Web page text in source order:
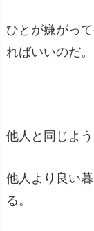
ひとが嫌がっ
ればいいのだ。
他人と同じよ
他人より良い
る。